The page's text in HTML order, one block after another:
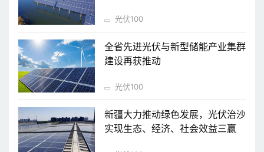
光伏100
全省先进光伏与新型储能产业集群
建设再获推动
光伏100
新疆大力推动绿色发展，光伏治沙
实现生态、经济、社会效益三赢